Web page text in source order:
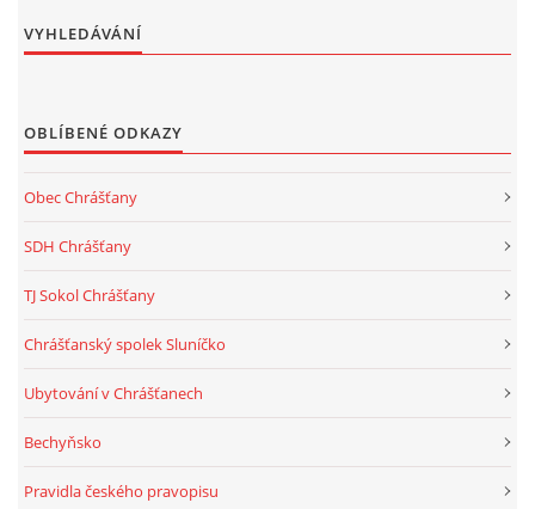
VYHLEDÁVÁNÍ
OBLÍBENÉ ODKAZY
Obec Chrášťany
SDH Chrášťany
TJ Sokol Chrášťany
Chrášťanský spolek Sluníčko
Ubytování v Chrášťanech
Bechyňsko
Pravidla českého pravopisu